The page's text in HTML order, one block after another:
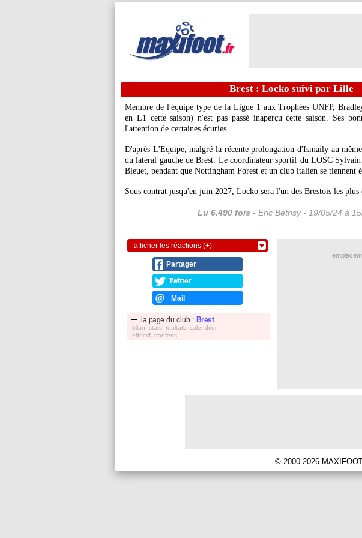
Brest : Locko suivi par Lille
Membre de l'équipe type de la Ligue 1 aux Trophées UNFP,
en L1 cette saison) n'est pas passé inaperçu cette saison. Ses
l'attention de certaines écuries.
D'après L'Equipe, malgré la récente prolongation d'Ismaily au
du latéral gauche de Brest. Le coordinateur sportif du LOSC
Bleuet, pendant que Nottingham Forest et un club italien se tiennent
Sous contrat jusqu'en juin 2027, Locko sera l'un des Brestois les plus
Lu 6.490 fois - Eric Bethsy - 19/05/24 à
afficher les réactions (+)
Partager
Twitter
Mail
la page du club : Brest
bilan, stats, réultats, calendrier,
effectif, tranferts, ...
- © 2000-2026